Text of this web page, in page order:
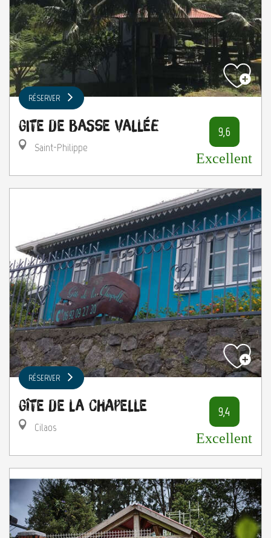
RÉSERVER
Gite de Basse Vallée
Saint-Philippe
9,6
Excellent
RÉSERVER
Gîte de la Chapelle
Cilaos
9,4
Excellent